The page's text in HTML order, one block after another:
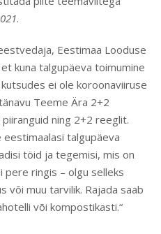
.
Eestimaa Looduse
kuna talgupäeva toimumine
ei ole koroonaviiruse
Teeme Ära 2+2
ning 2+2 reeglit.
eestimaalasi talgupäeva
töid ja tegemisi, mis on
pere ringis – olgu selleks
või muu tarvilik. Rajada saab
või kompostikasti.“